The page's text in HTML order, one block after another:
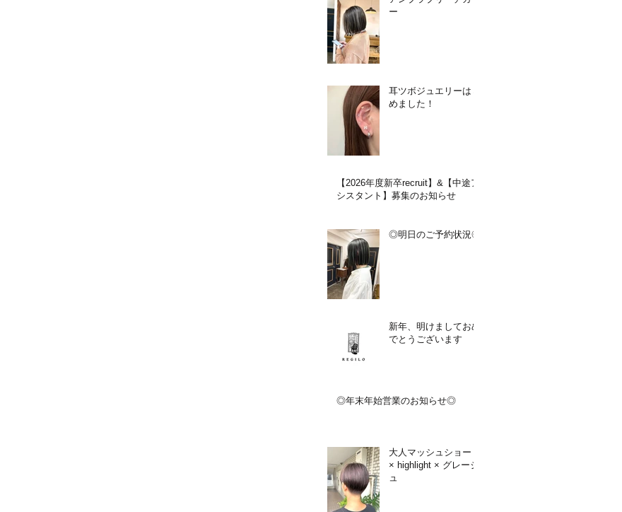
ー
耳ツボジュエリーはじ
めました！
【2026年度新卒recruit】&【中途ア
シスタント】募集のお知らせ
◎明日のご予約状況◎
新年、明けましておめ
でとうございます
◎年末年始営業のお知らせ◎
大人マッシュショート
× highlight × グレージ
ュ